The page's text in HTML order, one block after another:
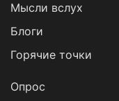
Мысли вслух
Блоги
Горячие точки
Опрос